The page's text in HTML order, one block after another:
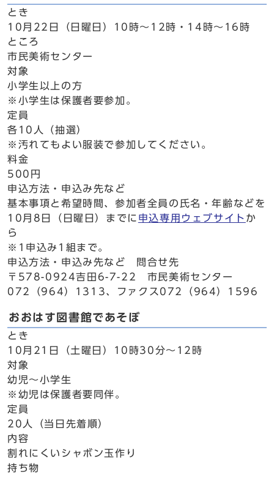
とき
10月22日（日曜日）10時～12時・14時～16時
ところ
市民美術センター
対象
小学生以上の方
※小学生は保護者要参加。
定員
各10人（抽選）
※汚れてもよい服装で参加してください。
料金
500円
申込方法・申込み先など
基本事項と希望時間、参加者全員の氏名・年齢などを
10月8日（日曜日）までに 申込専用ウェブサイト か
ら
※1申込み1組まで。
申込方法・申込み先など 問合せ先
〒578-0924吉田6-7-22 市民美術センター
072（964）1313、ファクス072（964）1596
おおはす図書館であそぼ
とき
10月21日（土曜日）10時30分～12時
対象
幼児～小学生
※幼児は保護者要同伴。
定員
20人（当日先着順）
内容
割れにくいシャボン玉作り
持ち物